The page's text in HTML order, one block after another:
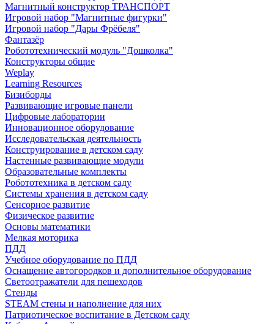
Магнитный конструктор ТРАНСПОРТ
Игровой набор "Магнитные фигурки"
Игровой набор "Дары Фрёбеля"
Фантазёр
Робототехнический модуль "Дошколка"
Конструкторы общие
Weplay
Learning Resources
Бизиборды
Развивающие игровые панели
Цифровые лаборатории
Инновационное оборудование
Исследовательская деятельность
Конструирование в детском саду
Настенные развивающие модули
Образовательные комплекты
Робототехника в детском саду
Системы хранения в детском саду
Сенсорное развитие
Физическое развитие
Основы математики
Мелкая моторика
ПДД
Учебное оборудование по ПДД
Оснащение автогородков и дополнительное оборудование
Светоотражатели для пешеходов
Стенды
STEAM стены и наполнение для них
Патриотическое воспитание в Детском саду